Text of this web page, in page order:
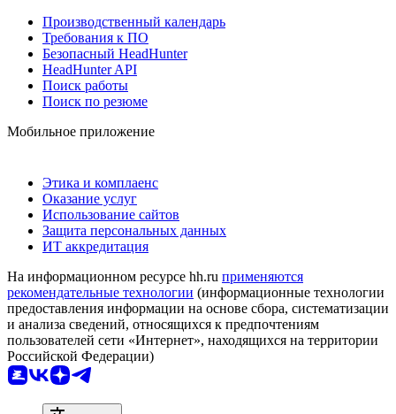
Производственный календарь
Требования к ПО
Безопасный HeadHunter
HeadHunter API
Поиск работы
Поиск по резюме
Мобильное приложение
Этика и комплаенс
Оказание услуг
Использование сайтов
Защита персональных данных
ИТ аккредитация
На информационном ресурсе hh.ru применяются
рекомендательные технологии (информационные технологии
предоставления информации на основе сбора, систематизации
и анализа сведений, относящихся к предпочтениям
пользователей сети «Интернет», находящихся на территории
Российской Федерации)